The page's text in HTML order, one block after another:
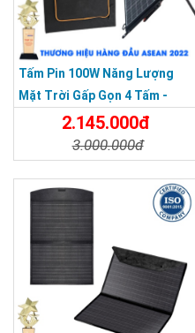
Tấm Pin 100W Năng Lượng
Mặt Trời Gấp Gọn 4 Tấm -
Xách Tay Du Lịch Dã Ngoại
2.145.000đ
3.000.000đ